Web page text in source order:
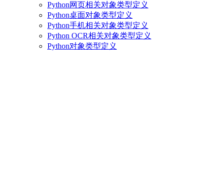
Python网页相关对象类型定义
Python桌面对象类型定义
Python手机相关对象类型定义
Python OCR相关对象类型定义
Python对象类型定义